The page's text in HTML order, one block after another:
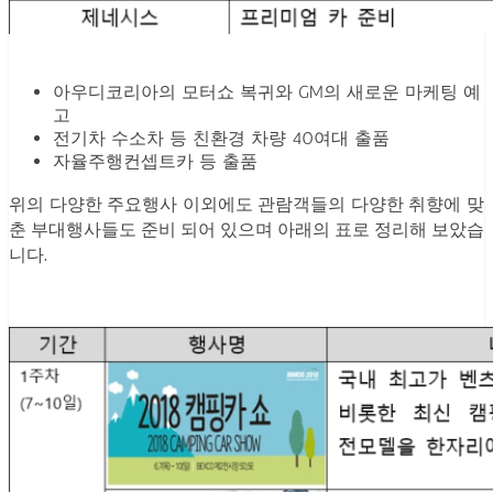
아우디코리아의 모터쇼 복귀와 GM의 새로운 마케팅 예
고
전기차 수소차 등 친환경 차량 40여대 출품
자율주행컨셉트카 등 출품
위의 다양한 주요행사 이외에도 관람객들의 다양한 취향에 맞
춘 부대행사들도 준비 되어 있으며 아래의 표로 정리해 보았습
니다.